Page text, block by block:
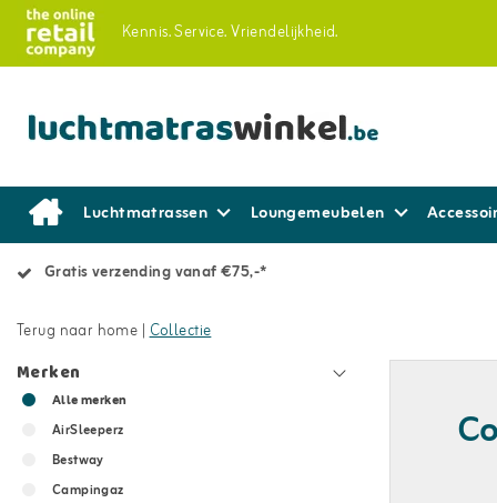
Kennis.Service.Vriendelijkheid.
Luchtmatrassen Loungemeubelen
Gratis verzending vanaf €75,-*
Terug naar home |Collectie
Merken
Alle merken
AirSleeperz
Bestway
Campingaz